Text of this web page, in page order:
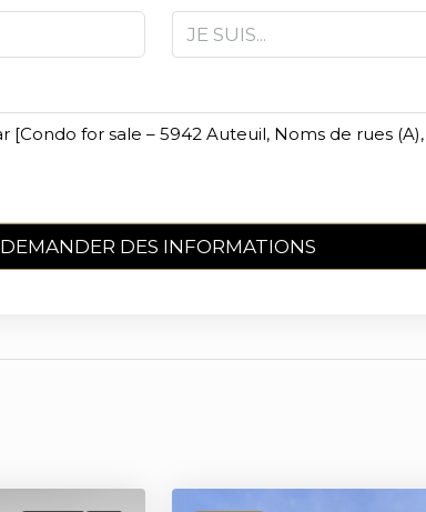
JE SUIS...
DEMANDER DES INFORMATIONS